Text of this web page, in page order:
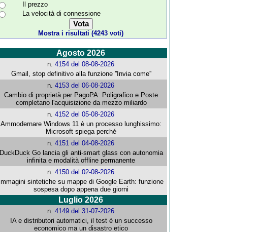
Il prezzo
La velocità di connessione
Mostra i risultati (4243 voti)
Agosto 2026
n.4154 del 08-08-2026
Gmail, stop definitivo alla funzione ''Invia come''
n.4153 del 06-08-2026
Cambio di proprietà per PagoPA: Poligrafico e Poste
completano l'acquisizione da mezzo miliardo
n.4152 del 05-08-2026
Ammodernare Windows 11 è un processo lunghissimo:
Microsoft spiega perché
n.4151 del 04-08-2026
DuckDuck Go lancia gli anti-smart glass con autonomia
infinita e modalità offline permanente
n.4150 del 02-08-2026
Immagini sintetiche su mappe di Google Earth: funzione
sospesa dopo appena due giorni
Luglio 2026
n.4149 del 31-07-2026
IA e distributori automatici, il test è un successo
economico ma un disastro etico